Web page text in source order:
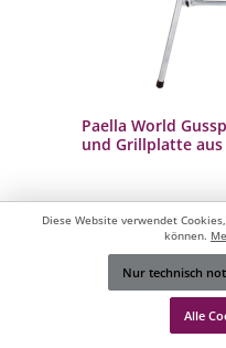
Paella World
und Grillplatte aus
- Grill-Set mit
- ideal für 2-15 Personen
- robuste Grillplatte aus
cm Durchmesser
- beidseitig verwendbar:
- stufenlos regelbarer 2-
- durchschnittlicher
Werkzeugleiste anzeigen
Diese Website verwendet
können.
Nur technisch
Alle